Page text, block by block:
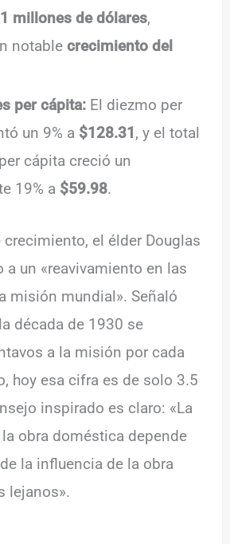
millones de dólares,
notablecrecimiento del
per cápita: El diezmo per
un 9% a $128.31, y el total
cápita creció un
19% a $59.98.
crecimiento, el élder Douglas
a un «reavivamiento en las
misión mundial». Señaló
década de 1930 se
a la misión por cada
hoy esa cifra es de solo 3.5
inspirado es claro: «La
obra doméstica depende
la influencia de la obra
lejanos».